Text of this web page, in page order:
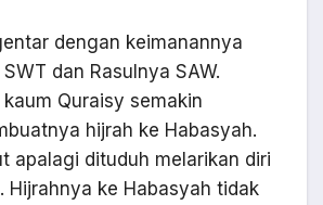
dengan keimanannya
dan Rasulnya SAW.
Quraisy semakin
hijrah ke Habasyah.
apalagi dituduh melarikan diri
Hijrahnya ke Habasyah tidak